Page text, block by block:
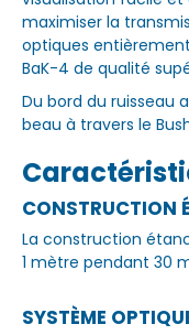
maximiser la
optiques
BaK-4 de qualité
Du bord du ruisseau
beau à travers le
CONSTRUCTION
La construction
1 mètre pendant 30
SYSTÈME